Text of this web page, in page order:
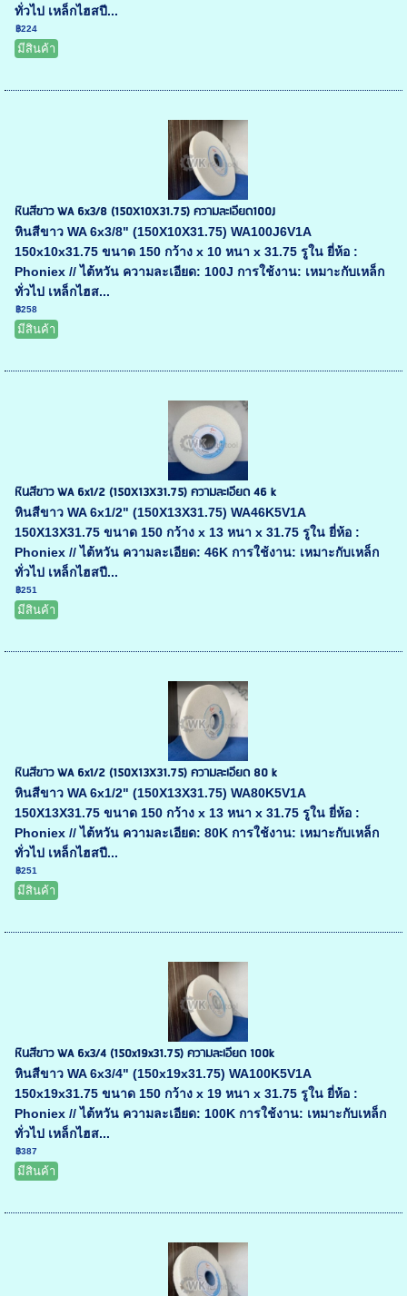
ทั่วไป เหล็กไฮสปี...
฿224
มีสินค้า
หินสีขาว WA 6x3/8 (150X10X31.75) ความละเอียด100J
หินสีขาว WA 6x3/8" (150X10X31.75) WA100J6V1A
150x10x31.75 ขนาด 150 กว้าง x 10 หนา x 31.75 รูใน ยี่ห้อ :
Phoniex // ไต้หวัน ความละเอียด: 100J การใช้งาน: เหมาะกับเหล็ก
ทั่วไป เหล็กไฮส...
฿258
มีสินค้า
หินสีขาว WA 6x1/2 (150X13X31.75) ความละเอียด 46 k
หินสีขาว WA 6x1/2" (150X13X31.75) WA46K5V1A
150X13X31.75 ขนาด 150 กว้าง x 13 หนา x 31.75 รูใน ยี่ห้อ :
Phoniex // ไต้หวัน ความละเอียด: 46K การใช้งาน: เหมาะกับเหล็ก
ทั่วไป เหล็กไฮสปี...
฿251
มีสินค้า
หินสีขาว WA 6x1/2 (150X13X31.75) ความละเอียด 80 k
หินสีขาว WA 6x1/2" (150X13X31.75) WA80K5V1A
150X13X31.75 ขนาด 150 กว้าง x 13 หนา x 31.75 รูใน ยี่ห้อ :
Phoniex // ไต้หวัน ความละเอียด: 80K การใช้งาน: เหมาะกับเหล็ก
ทั่วไป เหล็กไฮสปี...
฿251
มีสินค้า
หินสีขาว WA 6x3/4 (150x19x31.75) ความละเอียด 100k
หินสีขาว WA 6x3/4" (150x19x31.75) WA100K5V1A
150x19x31.75 ขนาด 150 กว้าง x 19 หนา x 31.75 รูใน ยี่ห้อ :
Phoniex // ไต้หวัน ความละเอียด: 100K การใช้งาน: เหมาะกับเหล็ก
ทั่วไป เหล็กไฮส...
฿387
มีสินค้า